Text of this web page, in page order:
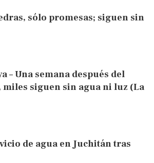
sólo promesas; siguen sin
– Una semana después del
miles siguen sin agua ni luz (La
de agua en Juchitán tras